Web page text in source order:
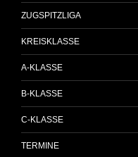
ZUGSPITZLIGA
KREISKLASSE
A-KLASSE
B-KLASSE
C-KLASSE
TERMINE